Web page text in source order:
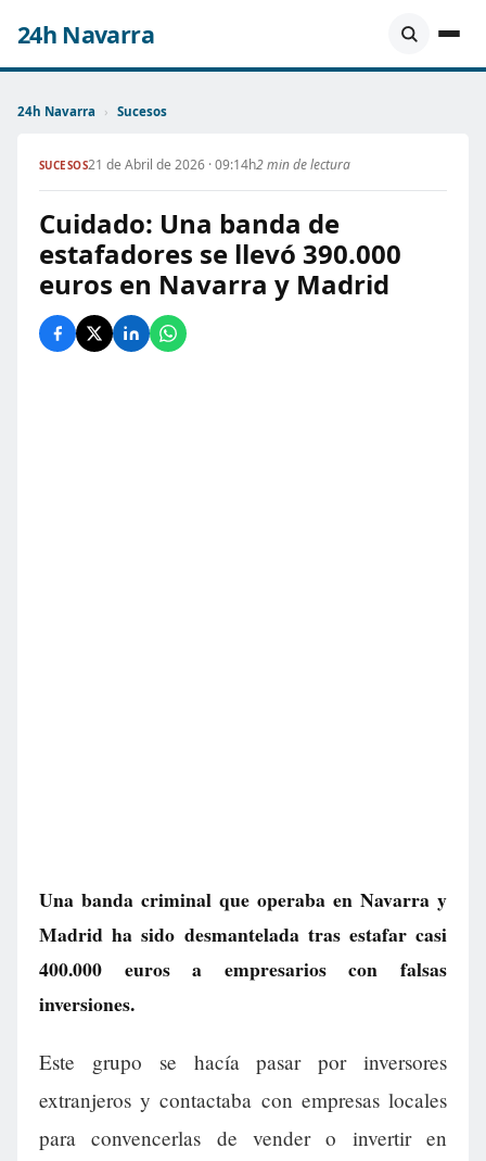
24h Navarra
24h Navarra › Sucesos
SUCESOS21 de Abril de 2026 · 09:14h2 min de lectura
Cuidado: Una banda de
estafadores se llevó 390.000
euros en Navarra y Madrid
Una banda criminal que operaba en Navarra y
Madrid ha sido desmantelada tras estafar casi
400.000 euros a empresarios con falsas
inversiones.
Este grupo se hacía pasar por inversores
extranjeros y contactaba con empresas locales
para convencerlas de vender o invertir en